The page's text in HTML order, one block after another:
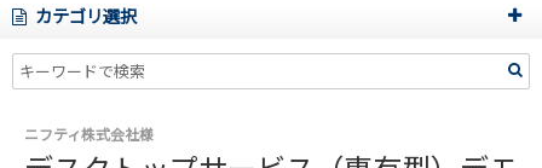
カテゴリ選択
ニフティ株式会社様